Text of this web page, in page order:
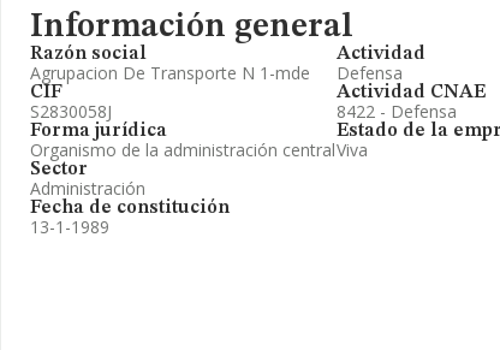
Información general
Razón social
Agrupacion De Transporte N 1-mde
CIF
S2830058J
Forma jurídica
Organismo de la administración central
Sector
Administración
Fecha de constitución
13-1-1989
Actividad
Defensa
Actividad CNAE
8422 - Defensa
Estado de la
Viva